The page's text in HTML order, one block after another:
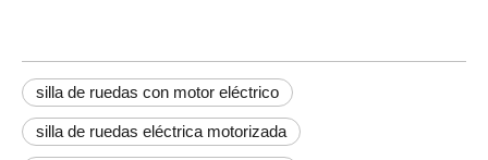
silla de ruedas con motor eléctrico
silla de ruedas eléctrica motorizada